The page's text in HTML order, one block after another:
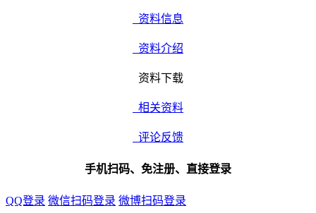
资料信息
资料介绍
资料下载
相关资料
评论反馈
手机扫码、免注册、直接登录
QQ登录 微信扫码登录 微博扫码登录